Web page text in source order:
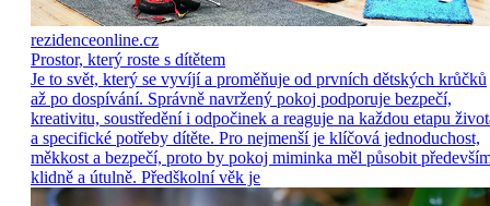
rezidenceonline.cz
Prostor, který roste s dítětem
Je to svět, který se vyvíjí a proměňuje od prvních dětských krůčků
až po dospívání. Správně navržený pokoj podporuje bezpečí,
kreativitu, soustředění i odpočinek a reaguje na každou etapu
a specifické potřeby dítěte. Pro nejmenší je klíčová jednoduchost,
měkkost a bezpečí, proto by pokoj miminka měl působit
klidně a útulně. Předškolní věk je